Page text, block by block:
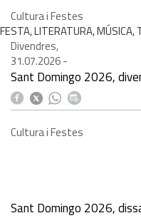
Cultura i Festes
FESTA, LITERATURA, MÚSICA,
Divendres,
31.07.2026-
Sant Domingo 2026,
Cultura i Festes
Sant Domingo 2026,